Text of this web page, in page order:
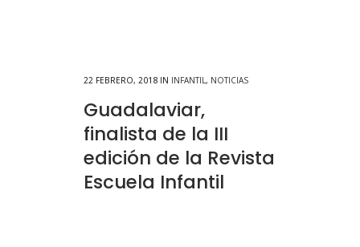
22 FEBRERO, 2018 IN INFANTIL, NOTICIAS
Guadalaviar,
finalista de la III
edición de la Revista
Escuela Infantil